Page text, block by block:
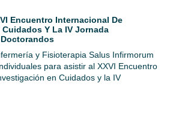
Encuentro Internacional De
Y La IV Jornada
y Fisioterapia Salus Infirmorum
para asistir al XXVI Encuentro
en Cuidados y la IV